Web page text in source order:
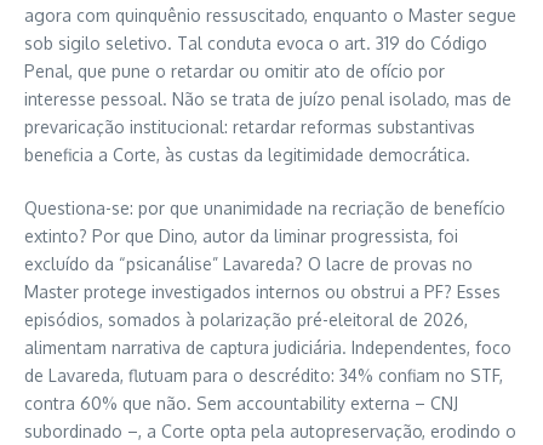
agora com quinquênio ressuscitado, enquanto o Master segue
sob sigilo seletivo. Tal conduta evoca o art. 319 do Código
Penal, que pune o retardar ou omitir ato de ofício por
interesse pessoal. Não se trata de juízo penal isolado, mas de
prevaricação institucional: retardar reformas substantivas
beneficia a Corte, às custas da legitimidade democrática.
Questiona-se: por que unanimidade na recriação de benefício
extinto? Por que Dino, autor da liminar progressista, foi
excluído da “psicanálise” Lavareda? O lacre de provas no
Master protege investigados internos ou obstrui a PF? Esses
episódios, somados à polarização pré-eleitoral de 2026,
alimentam narrativa de captura judiciária. Independentes, foco
de Lavareda, flutuam para o descrédito: 34% confiam no STF,
contra 60% que não. Sem accountability externa – CNJ
subordinado –, a Corte opta pela autopreservação, erodindo o